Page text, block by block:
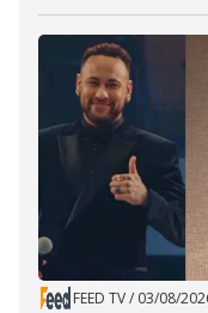
FEED TV/ 03/08/